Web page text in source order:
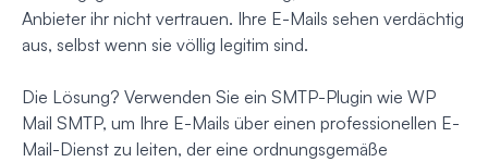
Anbieter ihr nicht vertrauen. Ihre E-Mails sehen verdächtig
aus, selbst wenn sie völlig legitim sind.
Die Lösung? Verwenden Sie ein SMTP-Plugin wie WP
Mail SMTP, um Ihre E-Mails über einen professionellen E-
Mail-Dienst zu leiten, der eine ordnungsgemäße